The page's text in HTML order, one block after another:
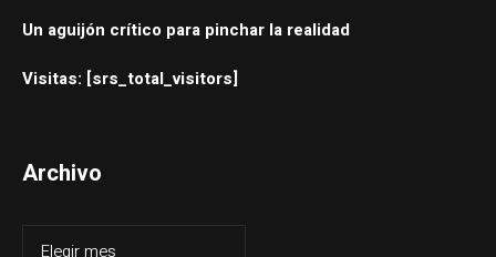
Un aguijón crítico para pinchar la realidad
Visitas: [srs_total_visitors]
Archivo